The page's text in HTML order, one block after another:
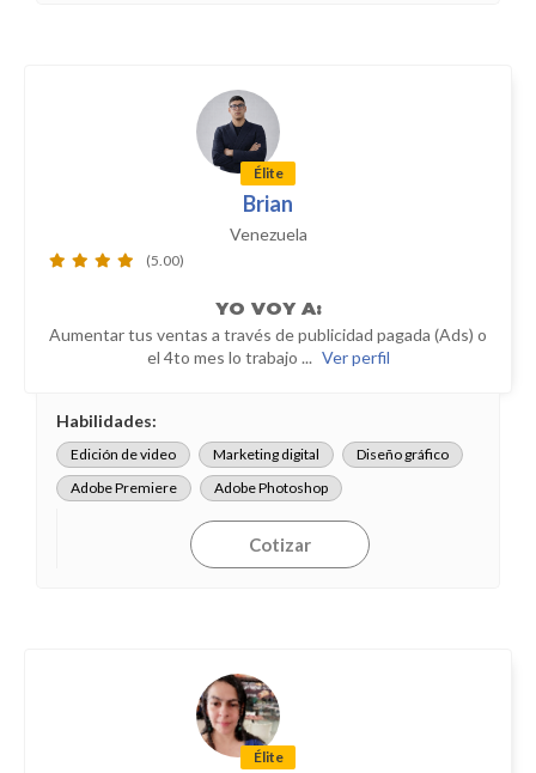
Élite
Brian
Venezuela
(5.00)
YO VOY A:
Aumentar tus ventas a través de publicidad pagada (Ads) o
el 4to mes lo trabajo ... Ver perfil
Habilidades:
Edición de video Marketing digital
Diseño gráfico
Adobe Premiere
Adobe Photoshop
Cotizar
Élite